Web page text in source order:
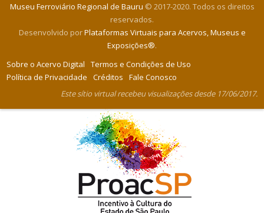
Museu Ferroviário Regional de Bauru © 2017-2020. Todos os direitos
reservados.
Desenvolvido porPlataformas Virtuais para Acervos, Museus e
Exposições®.
Sobre o Acervo Digital
Termos e Condições de Uso
Política de Privacidade
Créditos
Fale Conosco
Este sítio virtual recebeu visualizações desde 17/06/2017.